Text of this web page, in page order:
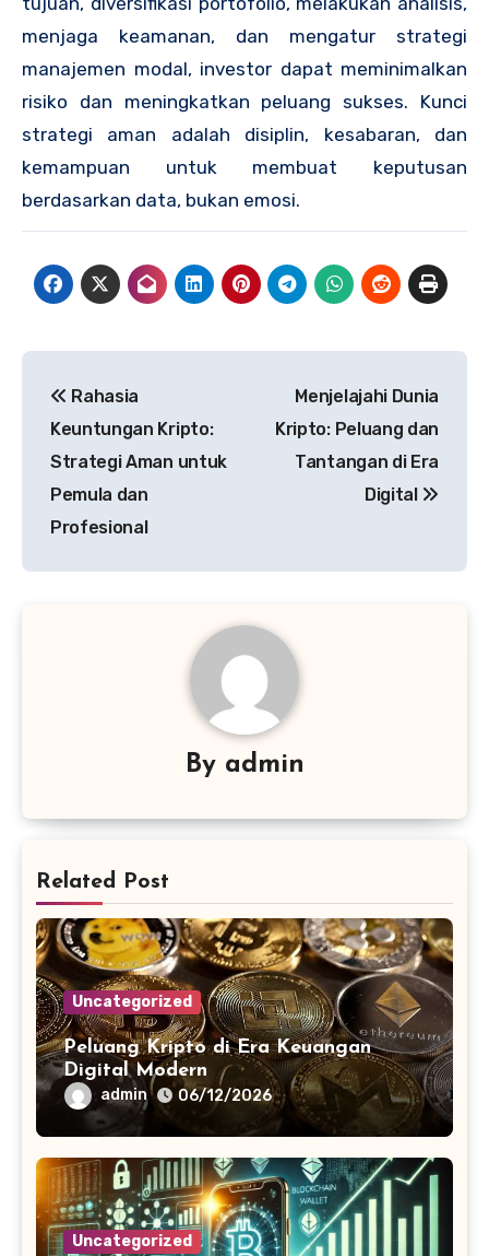
menjaga keamanan, dan mengatur strategi
manajemen modal, investor dapat meminimalkan
risiko dan meningkatkan peluang sukses. Kunci
strategi aman adalah disiplin, kesabaran, dan
kemampuan untuk membuat keputusan
berdasarkan data, bukan emosi.
pos
Rahasia
Keuntungan Kripto:
Strategi Aman untuk
Pemula dan
Profesional
Menjelajahi Dunia
Kripto: Peluang dan
Tantangan di Era
Digital
By admin
Related Post
Uncategorized
Peluang Kripto di Era Keuangan
Digital Modern
admin 06/12/2026
Uncategorized